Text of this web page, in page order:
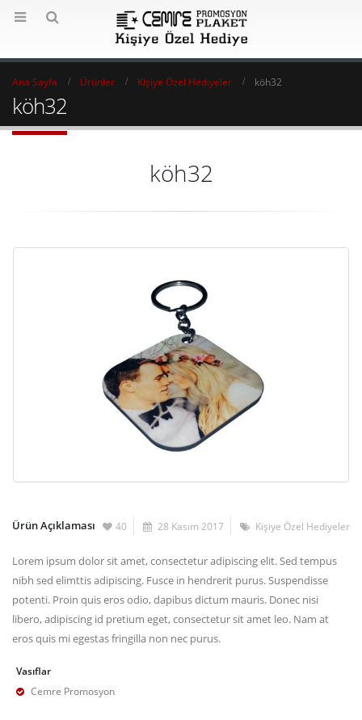
Ana Sayfa Ürünler Kişiye Özel Hediyeler köh32
köh32
köh32
Ürün Açıklaması 40 28 Kasım 2017 Kişiye Özel Hediyeler
Lorem ipsum dolor sit amet, consectetur adipiscing elit. Sed tempus
nibh sed elimttis adipiscing. Fusce in hendrerit purus. Suspendisse
potenti. Proin quis eros odio, dapibus dictum mauris. Donec nisi
libero, adipiscing id pretium eget, consectetur sit amet leo. Nam at
eros quis mi egestas fringilla non nec purus.
Vasıflar
Cemre Promosyon